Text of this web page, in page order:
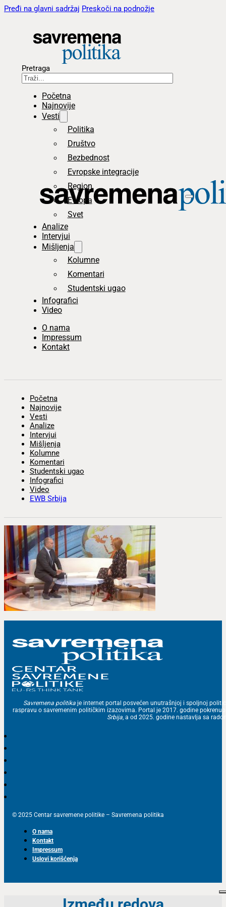
Pređi na glavni sadržaj Preskoči na podnožje
Pretraga
Početna
Najnovije
Vesti
Politika
Društvo
Bezbednost
Evropske integracije
Region
Evropa
Svet
Analize
Intervjui
Mišljenja
Kolumne
Komentari
Studentski ugao
Infografici
Video
O nama
Impressum
Kontakt
Početna
Najnovije
Vesti
Analize
Intervjui
Mišljenja
Kolumne
Komentari
Studentski ugao
Infografici
Video
EWB Srbija
Savremena politika je internet portal posvećen unutrašnjoj i spoljnoj
raspravu o savremenim političkim izazovima. Portal je 2017. godine
Srbija, a od 2025. godine nastavlja sa
© 2025 Centar savremene politike – Savremena politika
O nama
Kontakt
Impressum
Uslovi korišćenja